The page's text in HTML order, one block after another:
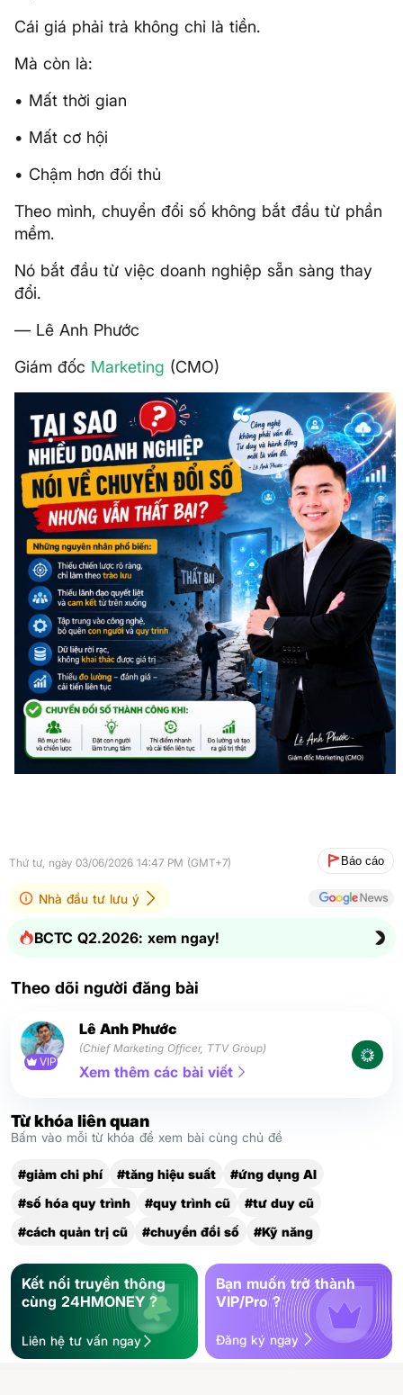
Cái giá phải trả không chỉ là tiền.
Mà còn là:
• Mất thời gian
• Mất cơ hội
• Chậm hơn đối thủ
Theo mình, chuyển đổi số không bắt đầu từ phần
mềm.
Nó bắt đầu từ việc doanh nghiệp sẵn sàng thay
đổi.
— Lê Anh Phước
Giám đốc Marketing (CMO)
Thứ tư, ngày 03/06/2026 14:47 PM (GMT+7) Báo cáo
Nhà đầu tư lưu ý
BCTC Q2.2026: xem ngay!
Theo dõi người đăng bài
VIP
Lê Anh Phước
(Chief Marketing Officer, TTV Group)
Xem thêm các bài viết
Từ khóa liên quan
Bấm vào mỗi từ khóa để xem bài cùng chủ đề
#giảm chi phí #tăng hiệu suất
#ứng dụng AI
#số hóa quy trình
#quy trình cũ
#tư duy cũ
#cách quản trị cũ
#chuyển đổi số #Kỹ năng
Kết nối truyền thông
cùng 24HMONEY ?
Liên hệ tư vấn ngay
Bạn muốn trở thành
VIP/Pro ?
Đăng ký ngay